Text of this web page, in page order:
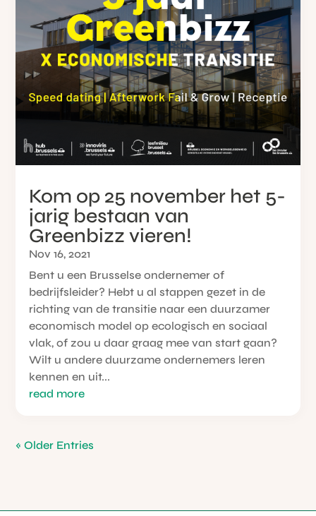
Kom op 25 november het 5-
jarig bestaan van
Greenbizz vieren!
Nov 16, 2021
Bent u een Brusselse ondernemer of
bedrijfsleider? Hebt u al stappen gezet in de
richting van de transitie naar een duurzamer
economisch model op ecologisch en sociaal
vlak, of zou u daar graag mee van start gaan?
Wilt u andere duurzame ondernemers leren
kennen en uit...
read more
« Older Entries